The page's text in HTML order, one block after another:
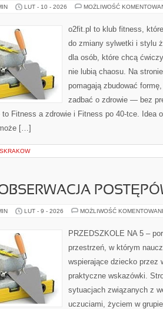
LUT - 10 - 2026 MOŻLIWOŚĆ
o2fit.pl to klub fitness,
do zmiany sylwetki i stylu
dla osób, które chcą
nie lubią chaosu. Na
pomagają zbudować
zadbać o zdrowie — bez
to Fitness a zdrowie i Fitness po 40-tce. Idea
[…]
LUT - 9 - 2026 MOŻLIWOŚĆ
PRZEDSZKOLE NA 5 –
przestrzeń, w którym
wspierające dziecko przez
praktyczne wskazówki.
sytuacjach związanych z
uczuciami, życiem w